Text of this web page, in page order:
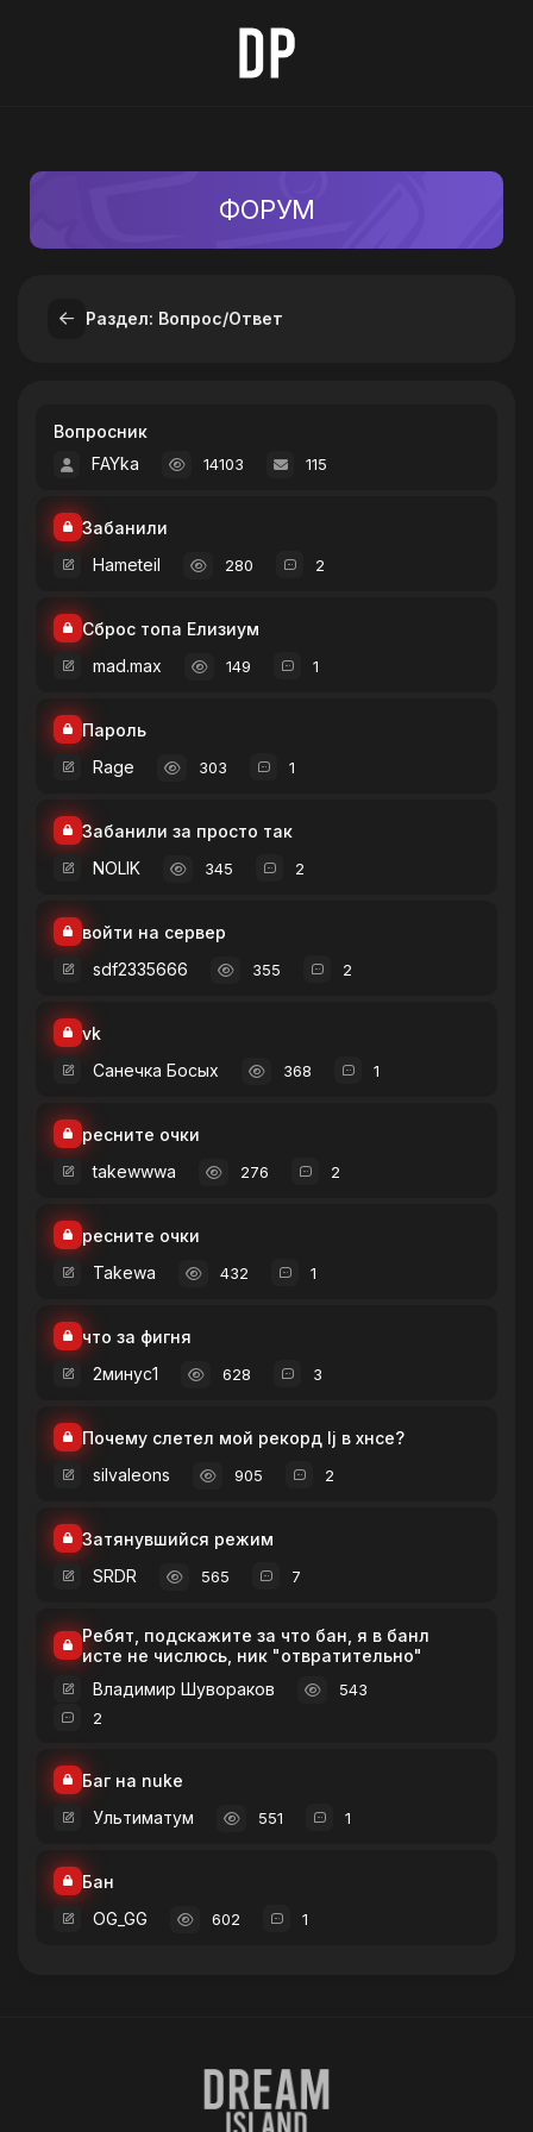
ФОРУМ
Раздел: Вопрос/Ответ
Вопросник
FAYka
14103 115
Забанили
Hameteil
280 2
Сброс топа Елизиум
mad.max
149 1
Пароль
Rage
303 1
Забанили за просто так
NOLIK
345 2
войти на сервер
sdf2335666
355 2
vk
Санечка Босых
368 1
ресните очки
takewwwa
276 2
ресните очки
Takewa
432 1
что за фигня
2минус1
628 3
Почему слетел мой рекорд lj в хнсе?
silvaleons
905 2
Затянувшийся режим
SRDR
565 7
Ребят, подскажите за что бан, я в банл
исте не числюсь, ник "отвратительно"
Владимир Шувораков
543
2
Баг на nuke
Ультиматум
551 1
Бан
OG_GG
602 1